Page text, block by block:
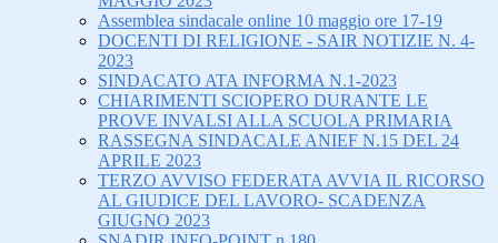
Assemblea sindacale online 10 maggio ore 17-19
DOCENTI DI RELIGIONE - SAIR NOTIZIE N. 4-
2023
SINDACATO ATA INFORMA N.1-2023
CHIARIMENTI SCIOPERO DURANTE LE
PROVE INVALSI ALLA SCUOLA PRIMARIA
RASSEGNA SINDACALE ANIEF N.15 DEL 24
APRILE 2023
TERZO AVVISO FEDERATA AVVIA IL RICORSO
AL GIUDICE DEL LAVORO- SCADENZA
GIUGNO 2023